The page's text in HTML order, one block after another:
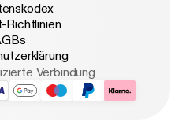
Richtlinien
Verbindung